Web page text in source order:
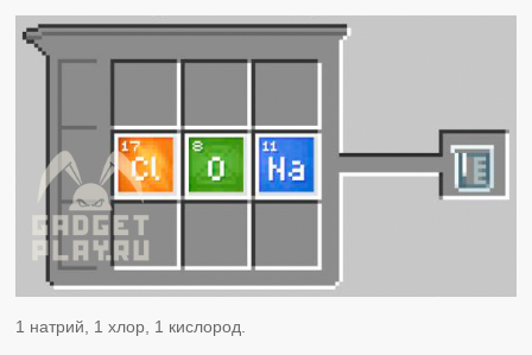
1 натрий, 1 хлор, 1 кислород.